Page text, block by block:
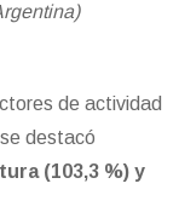
de actividad
destacó
(103,3 %) y